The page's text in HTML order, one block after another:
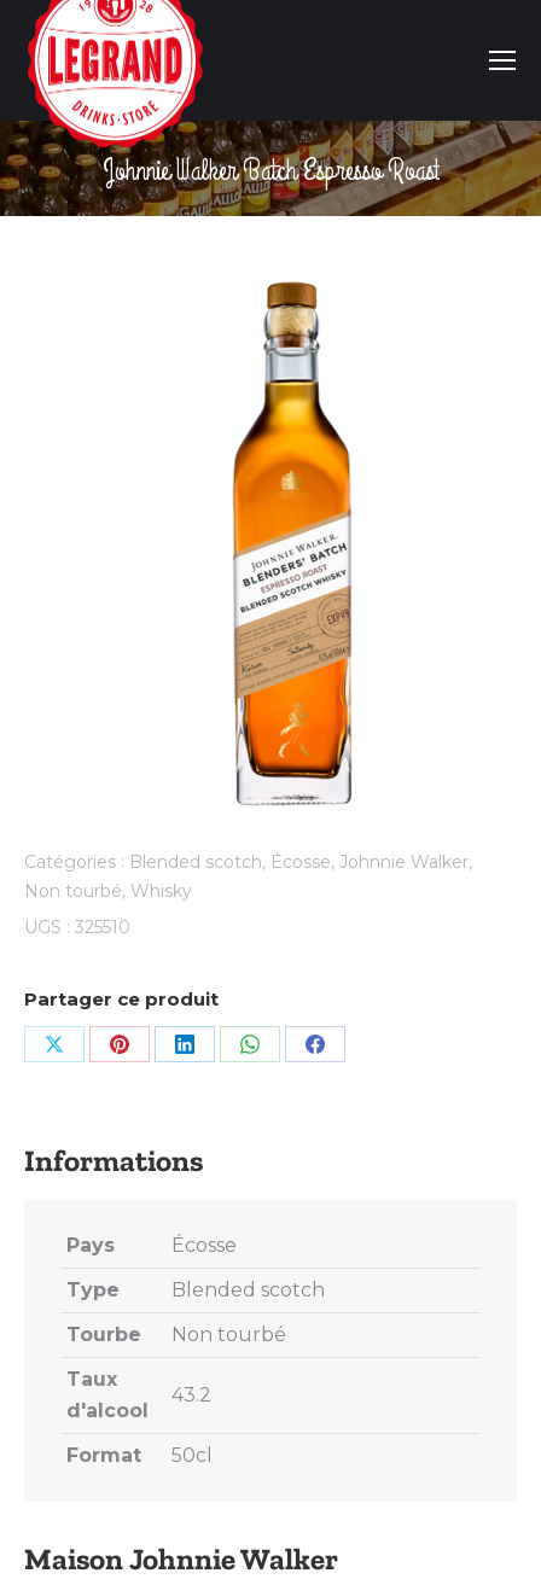
Johnnie Walker Batch Espresso Roast
Vous êtes ici :
Catégories : Blended scotch, Écosse, Johnnie Walker,
Non tourbé, Whisky
UGS : 325510
Partager ce produit
Share Share Share Share Share
Maison Johnnie Walker
Pays
Écosse
Type
Blended scotch
Tourbe
Non tourbé
Taux
d'alcool
43.2
Format 50cl